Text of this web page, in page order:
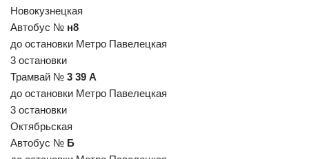
Новокузнецкая
Автобус № н8
до остановки Метро Павелецкая
3 остановки
Трамвай № 3 39 А
до остановки Метро Павелецкая
3 остановки
Октябрьская
Автобус № Б